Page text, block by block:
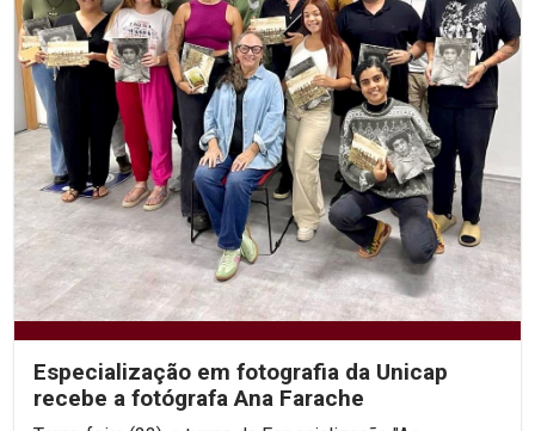
Especialização em fotografia da Unicap
recebe a fotógrafa Ana Farache